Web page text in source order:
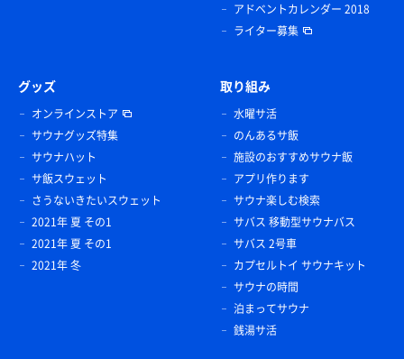
アドベントカレンダー 2018
ライター募集
グッズ
オンラインストア
サウナグッズ特集
サウナハット
サ飯スウェット
さうないきたいスウェット
2021年 夏 その1
2021年 夏 その1
2021年 冬
取り組み
水曜サ活
のんあるサ飯
施設のおすすめサウナ飯
アプリ作ります
サウナ楽しむ検索
サバス 移動型サウナバス
サバス 2号車
カプセルトイ サウナキット
サウナの時間
泊まってサウナ
銭湯サ活